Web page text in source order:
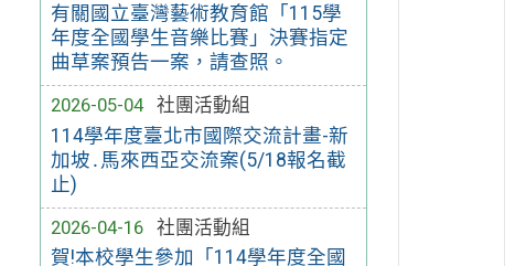
有關國立臺灣藝術教育館「115學
年度全國學生音樂比賽」決賽指定
曲草案預告一案，請查照。
2026-05-04
社團活動組
114學年度臺北市國際交流計畫-新
加坡․馬來西亞交流案(5/18報名截
止)
2026-04-16
社團活動組
賀!本校學生參加「114學年度全國